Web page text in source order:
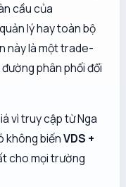
cầu của
lý hay toàn bộ
này là một trade-
phân phối đổi
vì truy cập từ Nga
không biếnVDS +
cho mọi trường